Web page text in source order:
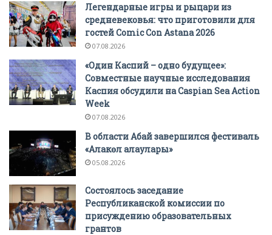
Легендарные игры и рыцари из
средневековья: что приготовили для
гостей Comic Con Astana 2026
07.08.2026
«Один Каспий – одно будущее»:
Совместные научные исследования
Каспия обсудили на Caspian Sea Action
Week
07.08.2026
В области Абай завершился фестиваль
«Алакөл алаулары»
05.08.2026
Состоялось заседание
Республиканской комиссии по
присуждению образовательных
грантов